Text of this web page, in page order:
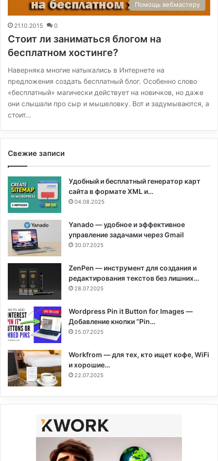
Помощь вебмастеру
21.10.2015 0
Стоит ли заниматься блогом на
бесплатном хостинге?
Наверняка многие натыкались в Интернете на
предложения создать бесплатный блог. Особенно слово
«бесплатный» магически действует на новичков, но даже
они слышали про сыр и мышеловку. Вот и задумываются, а
стоит…
Свежие записи
Удобный и бесплатный генератор карт
сайта в формате XML и…
04.08.2025
Yanado — удобное и эффективное
управление задачами через Gmail
30.07.2025
ZenPen — инструмент для создания и
редактирования текстов без лишних…
28.07.2025
Wordpress Pin it Button for Images —
Добавление кнопки “Pin…
25.07.2025
Workfrom — для тех, кто ищет кофе, WiFi
и хорошие…
22.07.2025